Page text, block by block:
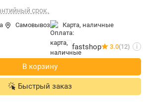
225.4x60x100 см
срок.
Самовывоз карта, наличные
fastshop 3.0(12) i
В корзину
Быстрый заказ